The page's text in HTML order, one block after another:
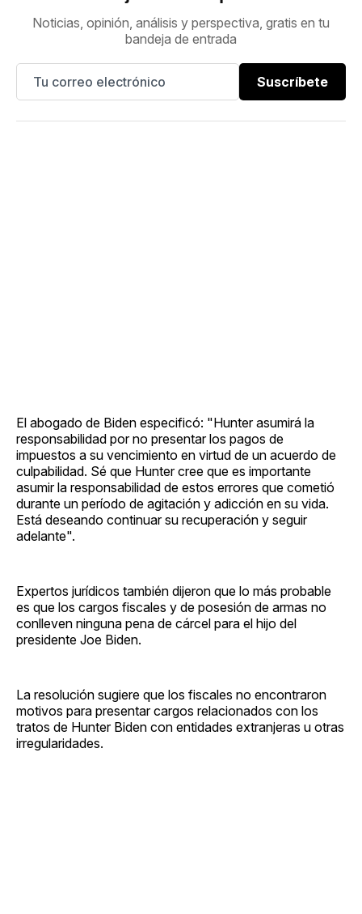
Noticias, opinión, análisis y perspectiva, gratis en tu
bandeja de entrada
Suscríbete
El abogado de Biden especificó: "Hunter asumirá la
responsabilidad por no presentar los pagos de
impuestos a su vencimiento en virtud de un acuerdo de
culpabilidad. Sé que Hunter cree que es importante
asumir la responsabilidad de estos errores que cometió
durante un período de agitación y adicción en su vida.
Está deseando continuar su recuperación y seguir
adelante".
Expertos jurídicos también dijeron que lo más probable
es que los cargos fiscales y de posesión de armas no
conlleven ninguna pena de cárcel para el hijo del
presidente Joe Biden.
La resolución sugiere que los fiscales no encontraron
motivos para presentar cargos relacionados con los
tratos de Hunter Biden con entidades extranjeras u otras
irregularidades.